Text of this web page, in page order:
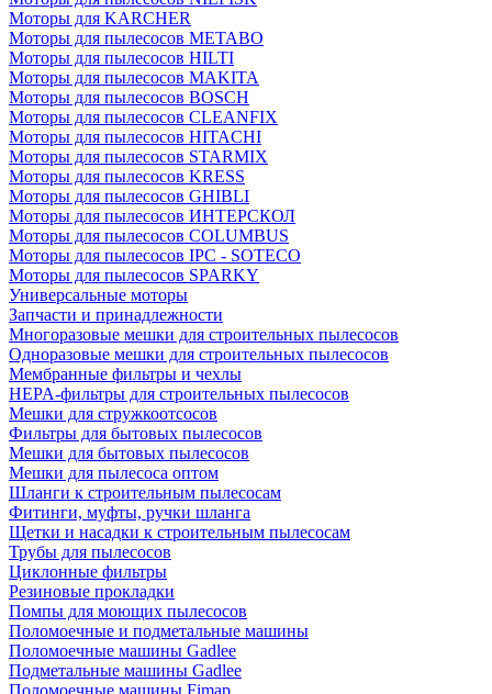
Моторы для KARCHER
Моторы для пылесосов METABO
Моторы для пылесосов HILTI
Моторы для пылесосов MAKITA
Моторы для пылесосов BOSCH
Моторы для пылесосов CLEANFIX
Моторы для пылесосов HITACHI
Моторы для пылесосов STARMIX
Моторы для пылесосов KRESS
Моторы для пылесосов GHIBLI
Моторы для пылесосов ИНТЕРСКОЛ
Моторы для пылесосов COLUMBUS
Моторы для пылесосов IPC - SOTECO
Моторы для пылесосов SPARKY
Универсальные моторы
Запчасти и принадлежности
Многоразовые мешки для строительных пылесосов
Одноразовые мешки для строительных пылесосов
Мембранные фильтры и чехлы
HEPA-фильтры для строительных пылесосов
Мешки для стружкоотсосов
Фильтры для бытовых пылесосов
Мешки для бытовых пылесосов
Мешки для пылесоса оптом
Шланги к строительным пылесосам
Фитинги, муфты, ручки шланга
Щетки и насадки к строительным пылесосам
Трубы для пылесосов
Циклонные фильтры
Резиновые прокладки
Помпы для моющих пылесосов
Поломоечные и подметальные машины
Поломоечные машины Gadlee
Подметальные машины Gadlee
Поломоечные машины Fimap